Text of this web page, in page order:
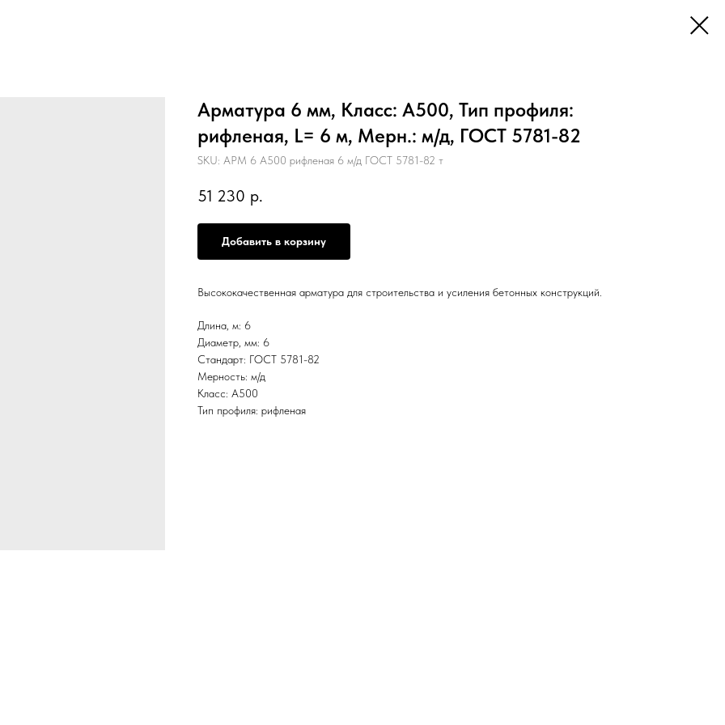
Арматура 6 мм, Класс: А500, Тип профиля:
рифленая, L= 6 м, Мерн.: м/д, ГОСТ 5781-82
SKU: АРМ 6 А500 рифленая 6 м/д ГОСТ 5781-82 т
51 230 р.
Добавить в корзину
Высококачественная арматура для строительства и усиления бетонных конструкций.
Длина, м: 6
Диаметр, мм: 6
Стандарт: ГОСТ 5781-82
Мерность: м/д
Класс: А500
Тип профиля: рифленая